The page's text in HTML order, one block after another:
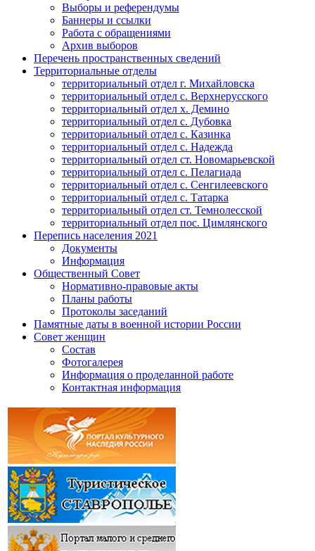
Выборы и референдумы
Баннеры и ссылки
Работа с обращениями
Архив выборов
Перечень пространственных сведений
Территориальные отделы
территориальный отдел г. Михайловска
территориальный отдел с. Верхнерусского
территориальный отдел х. Демино
территориальный отдел с. Дубовка
территориальный отдел с. Казинка
территориальный отдел с. Надежда
территориальный отдел ст. Новомарьевской
территориальный отдел с. Пелагиада
территориальный отдел с. Сенгилеевского
территориальный отдел с. Татарка
территориальный отдел ст. Темнолесской
территориальный отдел пос. Цимлянского
Перепись населения 2021
Документы
Информация
Общественный Совет
Нормативно-правовые акты
Планы работы
Протоколы заседаний
Памятные даты в военной истории России
Совет женщин
Состав
Фотогалерея
Информация о проделанной работе
Контактная информация